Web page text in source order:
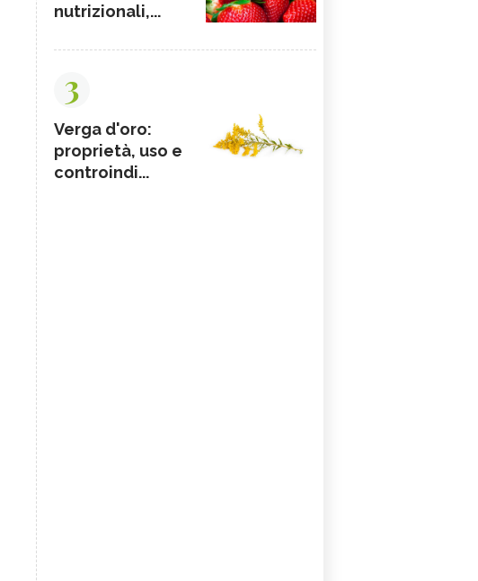
nutrizionali,...
3
Verga d'oro:
proprietà, uso e
controindi...